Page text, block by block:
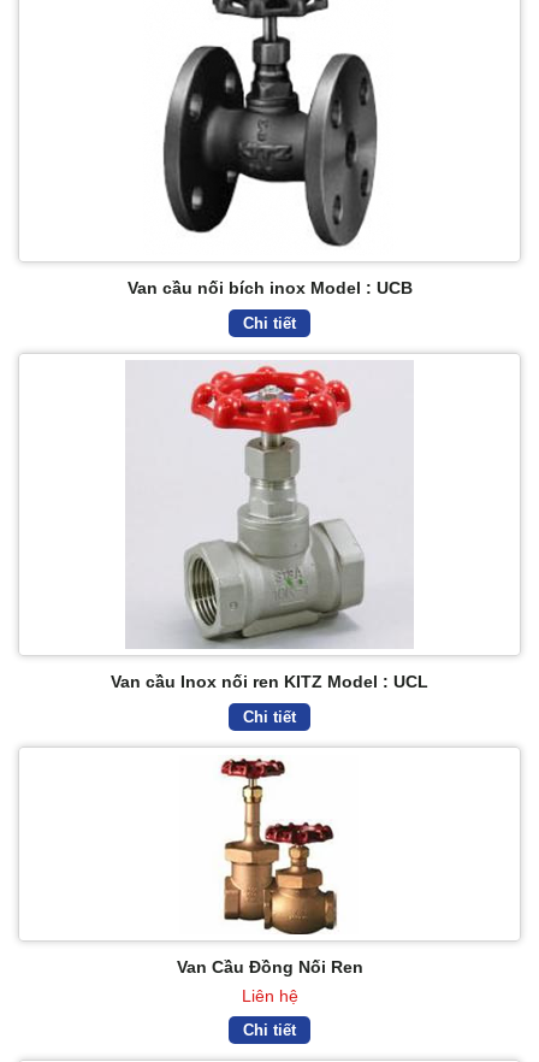
Van cầu nối bích inox Model : UCB
Chi tiết
Van cầu Inox nối ren KITZ Model : UCL
Chi tiết
Van Cầu Đồng Nối Ren
Liên hệ
Chi tiết